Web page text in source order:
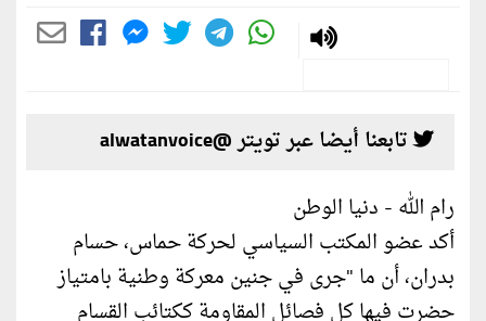
تابعنا أيضا عبر تويتر @alwatanvoice
رام الله - دنيا الوطن
أكد عضو المكتب السياسي لحركة حماس، حسام
بدران، أن ما "جرى في جنين معركة وطنية بامتياز
حضرت فيها كل فصائل المقاومة ككتائب القسام